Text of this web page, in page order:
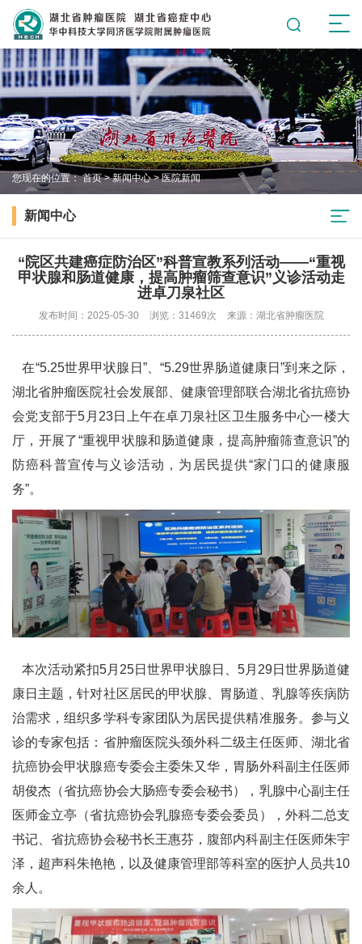
您现在的位置： 首页>新闻中心>医院新闻
新闻中心
“院区共建癌症防治区”科普宣教系列活动——“重视
甲状腺和肠道健康，提高肿瘤筛查意识”义诊活动走
进卓刀泉社区
发布时间：2025-05-30 浏览：31469次 来源：湖北省肿瘤医院
在“5.25世界甲状腺日”、“5.29世界肠道健康日”到来之际，
湖北省肿瘤医院社会发展部、健康管理部联合湖北省抗癌协
会党支部于5月23日上午在卓刀泉社区卫生服务中心一楼大
厅，开展了“重视甲状腺和肠道健康，提高肿瘤筛查意识”的
防癌科普宣传与义诊活动，为居民提供“家门口的健康服
务”。
本次活动紧扣5月25日世界甲状腺日、5月29日世界肠道健
康日主题，针对社区居民的甲状腺、胃肠道、乳腺等疾病防
治需求，组织多学科专家团队为居民提供精准服务。参与义
诊的专家包括：省肿瘤医院头颈外科二级主任医师、湖北省
抗癌协会甲状腺癌专委会主委朱又华，胃肠外科副主任医师
胡俊杰（省抗癌协会大肠癌专委会秘书），乳腺中心副主任
医师金立亭（省抗癌协会乳腺癌专委会委员），外科二总支
书记、省抗癌协会秘书长王惠芬，腹部内科副主任医师朱宇
泽，超声科朱艳艳，以及健康管理部等科室的医护人员共10
余人。